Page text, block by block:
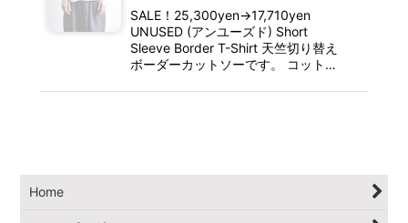
SALE！25,300yen→17,710yen
UNUSED (アンユーズド) Short
Sleeve Border T-Shirt 天竺切り替え
ボーダーカットソーです。 コット…
Home